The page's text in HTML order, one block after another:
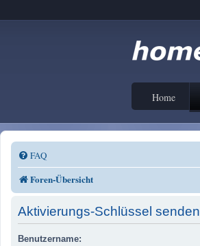
Home
FAQ
Foren-Übersicht
Aktivierungs-Schlüssel senden
Benutzername: